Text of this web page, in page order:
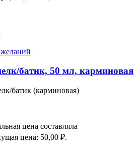
батик, 50 мл, карминовая
батик (карминовая)
цена составляла
цена: 50,00 ₽.